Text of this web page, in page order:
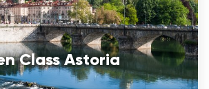
Class Astoria